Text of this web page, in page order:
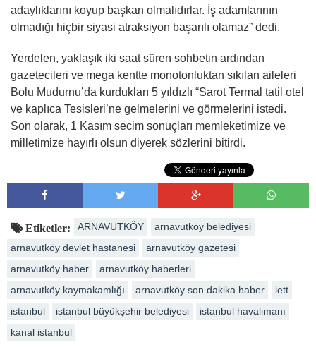
adaylıklarını koyup başkan olmalıdırlar. İş adamlarının
olmadığı hiçbir siyasi atraksiyon başarılı olamaz” dedi.
Yerdelen, yaklaşık iki saat süren sohbetin ardından
gazetecileri ve mega kentte monotonluktan sıkılan aileleri
Bolu Mudurnu’da kurdukları 5 yıldızlı “Sarot Termal tatil otel
ve kaplıca Tesisleri’ne gelmelerini ve görmelerini istedi.
Son olarak, 1 Kasım secim sonuçları memleketimize ve
milletimize hayırlı olsun diyerek sözlerini bitirdi.
Etiketler: ARNAVUTKÖY
arnavutköy belediyesi
arnavutköy devlet hastanesi
arnavutköy gazetesi
arnavutköy haber
arnavutköy haberleri
arnavutköy kaymakamlığı
arnavutköy son dakika haber
iett
istanbul
istanbul büyükşehir belediyesi
istanbul havalimanı
kanal istanbul